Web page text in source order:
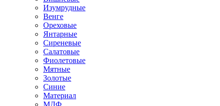
Изумрудные
Венге
Ореховые
Янтарные
Сиреневые
Салатовые
Фиолетовые
Мятные
Золотые
Синие
Материал
МДФ